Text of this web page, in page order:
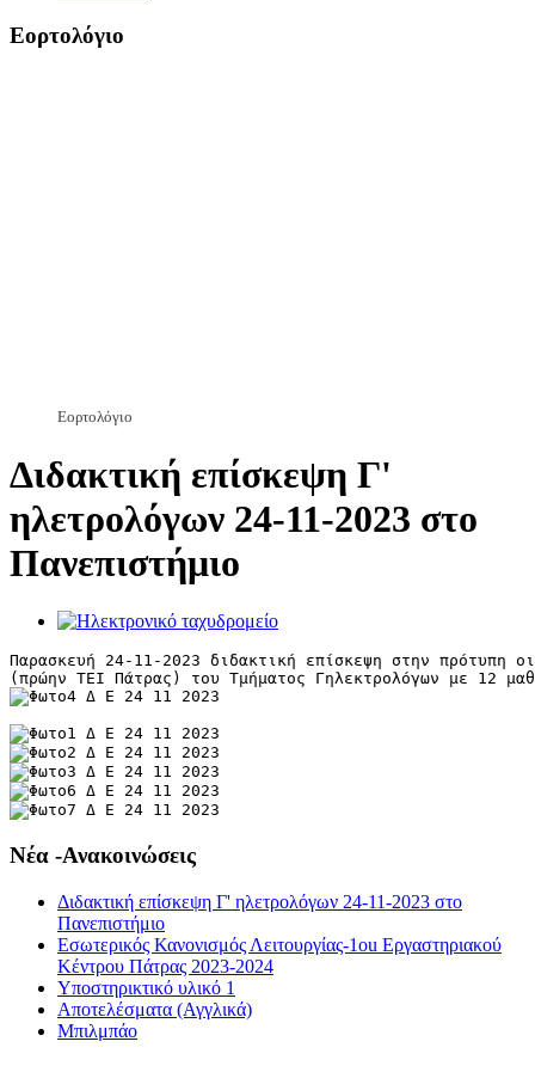
Εορτολόγιο
Εορτολόγιο
Διδακτική επίσκεψη Γ'
ηλετρολόγων 24-11-2023 στο
Πανεπιστήμιο
Παρασκευή 24-11-2023 διδακτική επίσκεψη στην πρότυπη
(πρώην ΤΕΙ Πάτρας) του Τμήματος Γηλεκτρολόγων με 12
Νέα -Ανακοινώσεις
Διδακτική επίσκεψη Γ' ηλετρολόγων 24-11-2023 στο
Πανεπιστήμιο
Εσωτερικός Κανονισμός Λειτουργίας-1οu Εργαστηριακού
Κέντρου Πάτρας 2023-2024
Υποστηρικτικό υλικό 1
Αποτελέσματα (Αγγλικά)
Μπιλμπάο